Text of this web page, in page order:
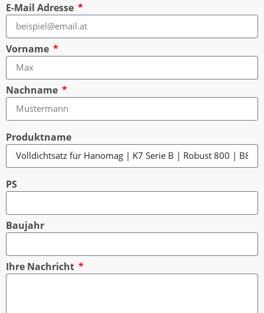
E-Mail Adresse
Vorname
Nachname
Produktname
PS
Baujahr
Ihre Nachricht